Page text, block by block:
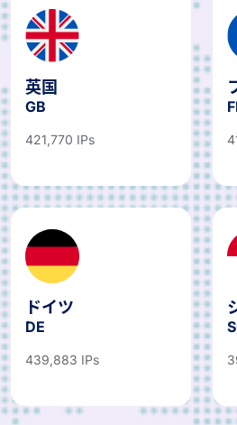
英国
GB
DE